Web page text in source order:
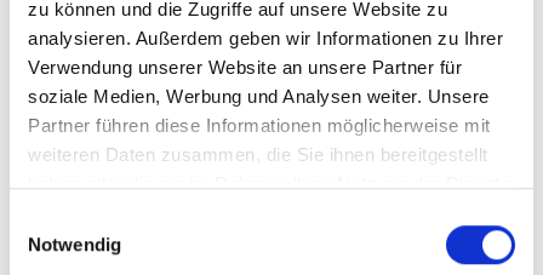
zu können und die Zugriffe auf unsere Website zu
analysieren. Außerdem geben wir Informationen zu Ihrer
Verwendung unserer Website an unsere Partner für
soziale Medien, Werbung und Analysen weiter. Unsere
Partner führen diese Informationen möglicherweise mit
weiteren Daten zusammen, die Sie ihnen bereitgestellt
haben oder die sie im Rahmen Ihrer Nutzung der Dienste
Notwendig
Produktdetails
ÄHNLICHE PRODUKTE